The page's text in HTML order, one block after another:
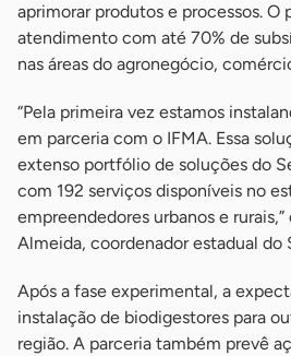
aprimorar produtos e processos. O
atendimento com até 70% de
nas áreas do agronegócio,
“Pela primeira vez estamos
em parceria com o IFMA. Essa
extenso portfólio de soluções do
com 192 serviços disponíveis no
empreendedores urbanos e
Almeida, coordenador estadual do
Após a fase experimental, a
instalação de biodigestores para
região. A parceria também prevê